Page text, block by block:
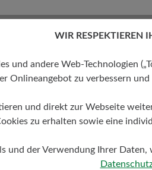
WIR RESPEKTIEREN
und andere Web-Technologien
Onlineangebot zu verbessern
und direkt zur Webseite
zu erhalten sowie eine
und der Verwendung Ihrer